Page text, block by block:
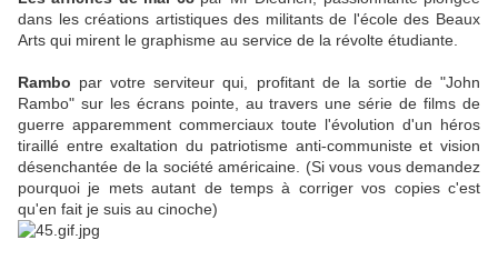
dans les créations artistiques des militants de l'école des Beaux
Arts qui mirent le graphisme au service de la révolte étudiante.
Rambo par votre serviteur qui, profitant de la sortie de "John
Rambo" sur les écrans pointe, au travers une série de films de
guerre apparemment commerciaux toute l'évolution d'un héros
tiraillé entre exaltation du patriotisme anti-communiste et vision
désenchantée de la société américaine. (Si vous vous demandez
pourquoi je mets autant de temps à corriger vos copies c'est
qu'en fait je suis au cinoche)